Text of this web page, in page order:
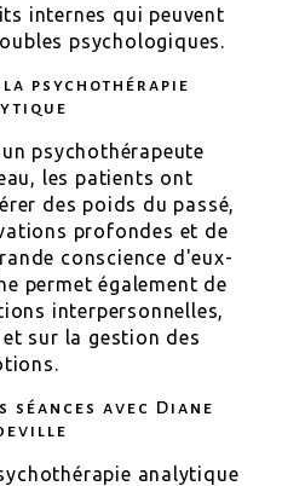
internes qui peuvent
psychologiques.
la psychothérapie
psychothérapeute
les patients ont
des poids du passé,
profondes et de
conscience d'eux-
permet également de
interpersonnelles,
sur la gestion des
séances avec Diane
analytique